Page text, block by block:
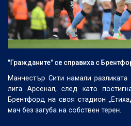
"Гражданите" се справиха с
Манчестър Сити намали
лига Арсенал, след като
Брентфорд на своя стадион
мач без загуба на собствен терен.